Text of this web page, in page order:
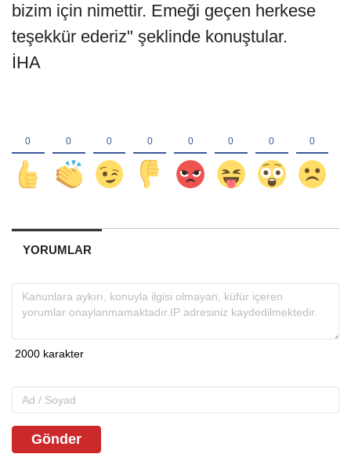
bizim için nimettir. Emeği geçen herkese
teşekkür ederiz" şeklinde konuştular.
İHA
YORUMLAR
Gönder